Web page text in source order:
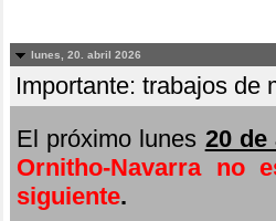
lunes, 20. abril 2026
Importante: trabajos de
El próximo lunes 20
Ornitho-Navarra no
siguiente.